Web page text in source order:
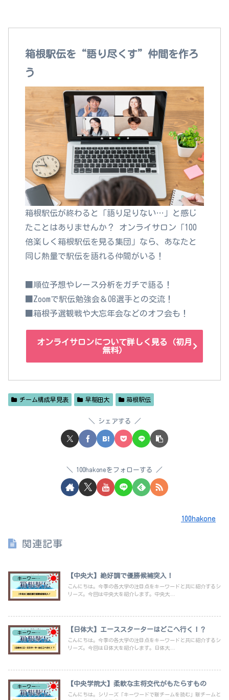
箱根駅伝を“語り尽くす”仲間を作ろ
う
箱根駅伝が終わると「語り足りない…」と感じ
たことはありませんか？ オンライサロン「100
倍楽しく箱根駅伝を見る集団」なら、あなたと
同じ熱量で駅伝を語れる仲間がいる！
■順位予想やレース分析をガチで語る！
■Zoomで駅伝勉強会＆OB選手との交流！
■箱根予選観戦や大忘年会などのオフ会も！
オンライサロンについて詳しく見る（初月
無料）
チーム構成早見表 早稲田大 箱根駅伝
シェアする
100hakoneをフォローする
100hakone
関連記事
キーワードで新チーム紹介 【中央大】絶好調で優勝候補突入！
こんにちは。今季の各大学の注目点をキーワードと共に紹介するシ
リーズ。今回は中央大を紹介します。中央大...
キーワードで新チーム紹介 【日体大】エーススターターはどこへ行く！？
こんにちは。今季の各大学の注目点をキーワードと共に紹介するシ
リーズ。今回は日体大を紹介します。日体大...
キーワードで新チーム紹介 【中央学院大】柔軟な主将交代がもたらすもの
こんにちは。シリーズ「キーワードで新チームを読む」新チームと